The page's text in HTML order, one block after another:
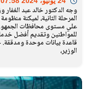
وجه الدكتور خالد عبد الغفار
المرحلة الثانية، لميكنة
علي مستوى محافظات
للمواطنين وتقديم أفضل
قاعدة بيانات موحدة ومدققة.
الوزير،